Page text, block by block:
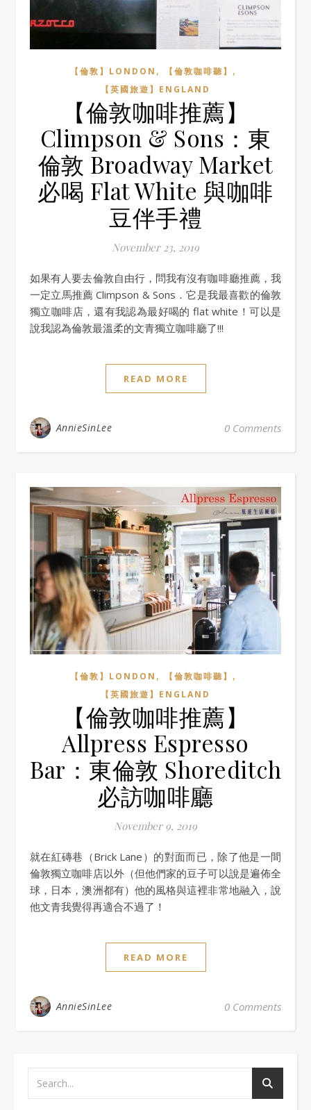
【倫敦】LONDON , 【倫敦咖啡聽】 ,
【英國旅遊】ENGLAND
【倫敦咖啡推薦】
Climpson & Sons：東
倫敦 Broadway Market
必喝 Flat White 與咖啡
豆伴手禮
November 23, 2019
如果有人要去倫敦自由行，問我有沒有咖啡廳推薦，我
一定立馬推薦 Climpson & Sons．它是我最喜歡的倫敦
獨立咖啡店，還有我認為最好喝的 flat white！可以是
說我認為倫敦最溫柔的文青獨立咖啡廳了!!!
READ MORE
AnnieSinLee 0 Comments
【倫敦】LONDON , 【倫敦咖啡聽】 ,
【英國旅遊】ENGLAND
【倫敦咖啡推薦】
Allpress Espresso
Bar：東倫敦 Shoreditch
必訪咖啡廳
November 9, 2019
就在紅磚巷（Brick Lane）的對面而已，除了他是一間
倫敦獨立咖啡店以外（但他們家的豆子可以說是遍佈全
球，日本，澳洲都有）他的風格與這裡非常地融入，說
他文青我覺得再適合不過了！
READ MORE
AnnieSinLee 0 Comments